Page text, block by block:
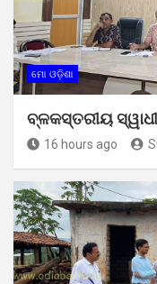
ମୋ ଓଡ଼ିଶା
ବ୍ଳକସ୍ତରୀୟ
16 hours ago